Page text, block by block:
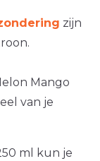
zijn
Mango
van je
ml kun je